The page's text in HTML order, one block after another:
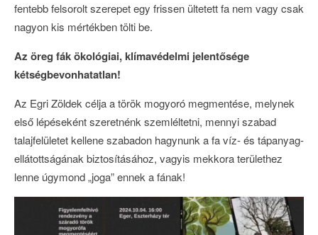
fentebb felsorolt szerepet egy frissen ültetett fa nem vagy csak
nagyon kis mértékben tölti be.
Az öreg fák ökológiai, klímavédelmi jelentősége
kétségbevonhatatlan!
Az Egri Zöldek célja a török mogyoró megmentése, melynek
első lépéseként szeretnénk szemléltetni, mennyi szabad
talajfelületet kellene szabadon hagynunk a fa víz- és tápanyag-
ellátottságának biztosításához, vagyis mekkora területhez
lenne úgymond „joga” ennek a fának!